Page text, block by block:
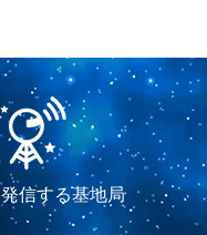
信する基地局